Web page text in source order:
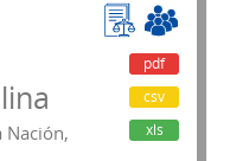
Nación,
pdf
csv
xls